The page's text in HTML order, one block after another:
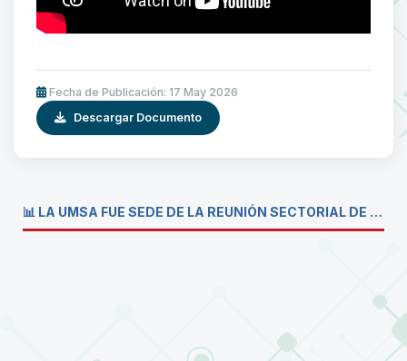
Fecha de Publicación: 17 May 2026
Descargar Documento
📊 LA UMSA FUE SEDE DE LA REUNIÓN SECTORIAL DE CARRERAS DE ECONOMÍA DEL SISTEMA DE LA UNIVERSIDAD BOLIVIANA💼